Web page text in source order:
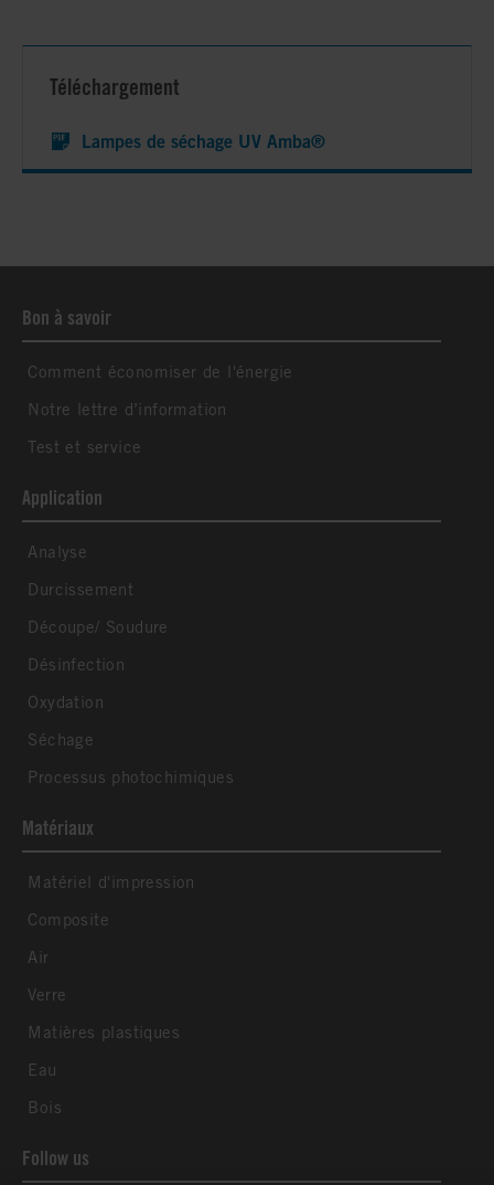
Téléchargement
Lampes de séchage UV Amba®
Bon à savoir
Comment économiser de l'énergie
Notre lettre d’information
Test et service
Application
Analyse
Durcissement
Découpe/ Soudure
Désinfection
Oxydation
Séchage
Processus photochimiques
Matériaux
Matériel d'impression
Composite
Air
Verre
Matières plastiques
Eau
Bois
Follow us